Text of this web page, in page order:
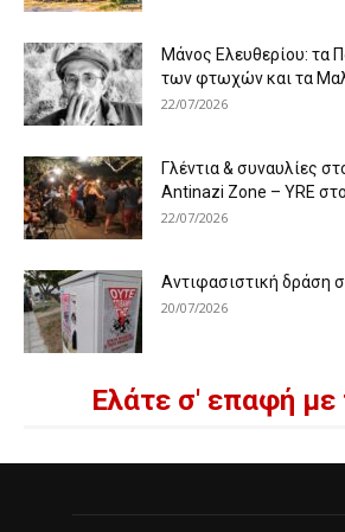
Μάνος Ελευθερίου: τα
των φτωχών και τα
22/07/2026
Γλέντια & συναυλίες
Antinazi Zone – YRE
22/07/2026
Αντιφασιστική δράση
20/07/2026
Ελάτε σ' επαφή με